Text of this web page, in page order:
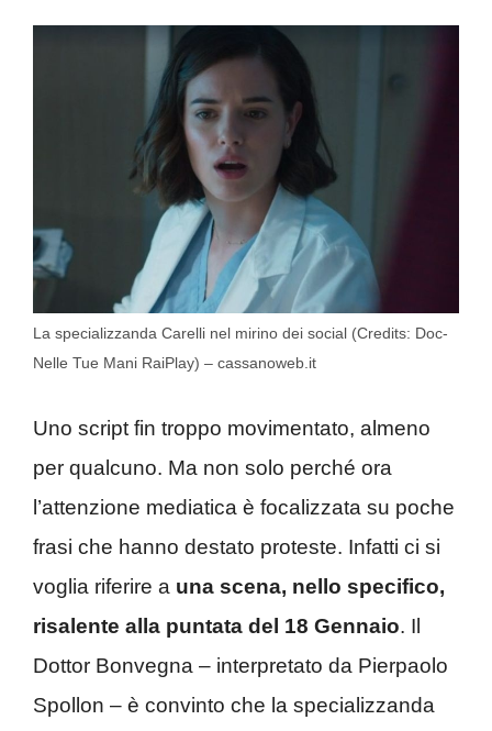
La specializzanda Carelli nel mirino dei social (Credits: Doc-
Nelle Tue Mani RaiPlay) – cassanoweb.it
Uno script fin troppo movimentato, almeno
per qualcuno. Ma non solo perché ora
l’attenzione mediatica è focalizzata su poche
frasi che hanno destato proteste. Infatti ci si
voglia riferire a una scena, nello specifico,
risalente alla puntata del 18 Gennaio. Il
Dottor Bonvegna – interpretato da Pierpaolo
Spollon – è convinto che la specializzanda